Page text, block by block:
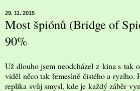
29. 11. 2015
Most špiónů (Bridge of
90%
Už dlouho jsem neodcházel z kina s tak
viděl něco tak řemeslně čistého a ryzího.
replika svůj smysl, kde je každý záběr